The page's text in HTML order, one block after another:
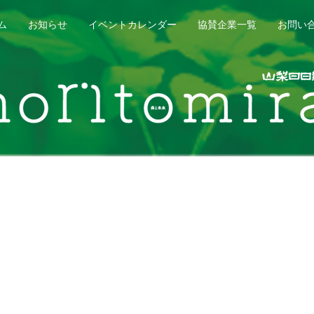
お知らせ イベントカレンダー 協賛企業一覧 お問い